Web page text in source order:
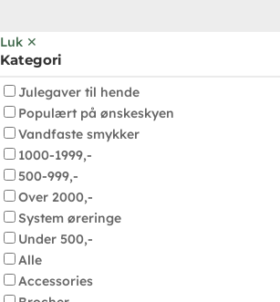
Luk ✕
Kategori
Julegaver til hende
Populært på ønskeskyen
Vandfaste smykker
1000-1999,-
500-999,-
Over 2000,-
System øreringe
Under 500,-
Alle
Accessories